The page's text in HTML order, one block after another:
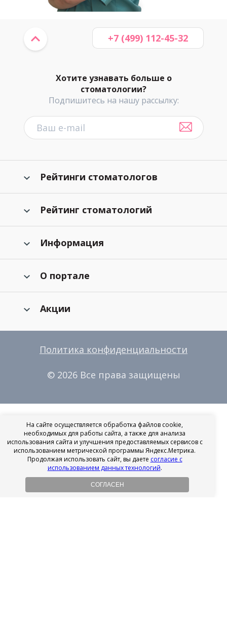
Хотите узнавать больше о
стоматологии?
Подпишитесь на нашу рассылку:
+7 (499) 112-45-32
Рейтинги стоматологов
Рейтинг стоматологий
Информация
О портале
Акции
Политика конфиденциальности
© 2026 Все права защищены
На сайте осуществляется обработка файлов cookie,
необходимых для работы сайта, а также для анализа
использования сайта и улучшения предоставляемых сервисов с
использованием метрической программы Яндекс.Метрика.
Продолжая использовать сайт, вы даете согласие с
использованием данных технологий.
СОГЛАСЕН